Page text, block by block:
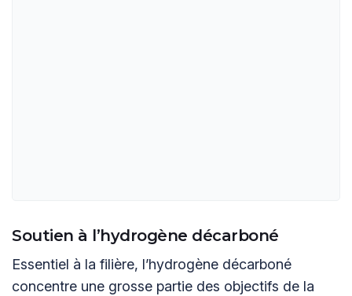
Soutien à l’hydrogène décarboné
Essentiel à la filière, l’hydrogène décarboné
concentre une grosse partie des objectifs de la